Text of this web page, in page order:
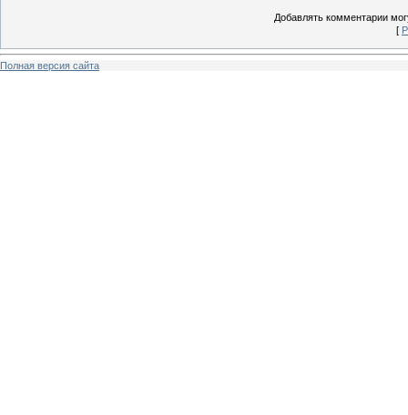
Добавлять комментарии
[
Полная версия сайта